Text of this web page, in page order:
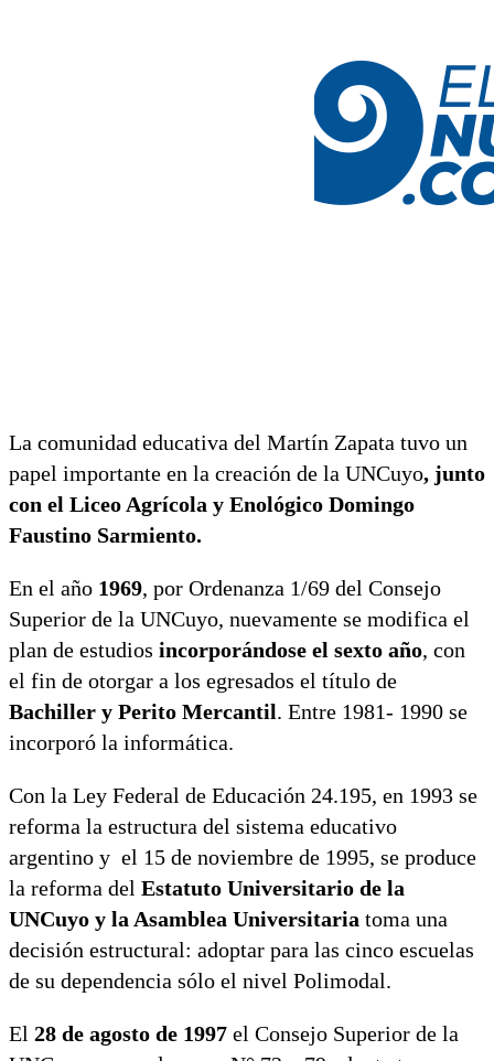
La comunidad educativa del Martín Zapata tuvo un
papel importante en la creación de la UNCuyo, junto
con el Liceo Agrícola y Enológico Domingo
Faustino Sarmiento.
En el año 1969, por Ordenanza 1/69 del Consejo
Superior de la UNCuyo, nuevamente se modifica el
plan de estudios incorporándose el sexto año, con
el fin de otorgar a los egresados el título de
Bachiller y Perito Mercantil. Entre 1981- 1990 se
incorporó la informática.
Con la Ley Federal de Educación 24.195, en 1993 se
reforma la estructura del sistema educativo
argentino y el 15 de noviembre de 1995, se produce
la reforma del Estatuto Universitario de la
UNCuyo y la Asamblea Universitaria toma una
decisión estructural: adoptar para las cinco escuelas
de su dependencia sólo el nivel Polimodal.
El 28 de agosto de 1997 el Consejo Superior de la